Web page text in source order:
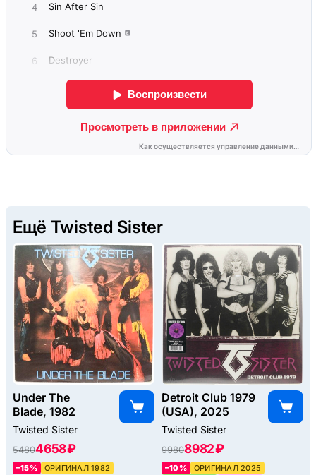
Ещё Twisted Sister
Under The
Blade, 1982
Twisted Sister
54804658 ₽
–15% ОРИГИНАЛ 1982
Detroit Club 1979
(USA), 2025
Twisted Sister
99808982 ₽
–10%
ОРИГИНАЛ 2025